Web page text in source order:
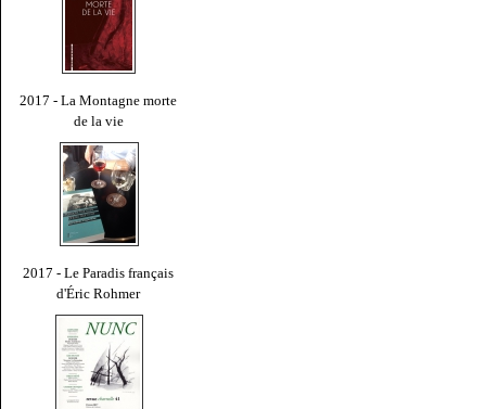
2017 - La Montagne morte
de la vie
2017 - Le Paradis français
d'Éric Rohmer